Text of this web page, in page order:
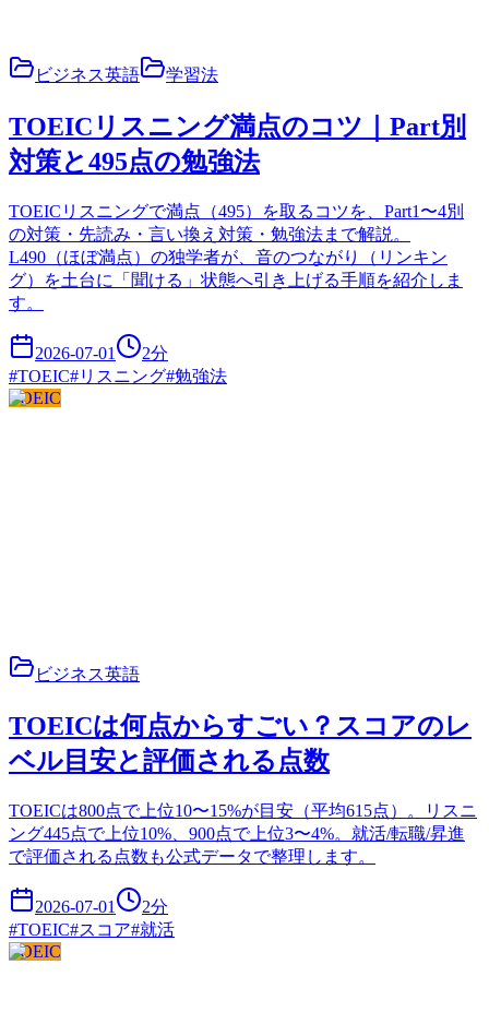
ビジネス英語 学習法
TOEICリスニング満点のコツ｜Part別
対策と495点の勉強法
TOEICリスニングで満点（495）を取るコツを、Part1〜4別
の対策・先読み・言い換え対策・勉強法まで解説。
L490（ほぼ満点）の独学者が、音のつながり（リンキン
グ）を土台に「聞ける」状態へ引き上げる手順を紹介しま
す。
2026-07-01 2分
#TOEIC#リスニング#勉強法
TOEIC
ビジネス英語
TOEICは何点からすごい？スコアのレ
ベル目安と評価される点数
TOEICは800点で上位10〜15%が目安（平均615点）。リスニ
ング445点で上位10%、900点で上位3〜4%。就活/転職/昇進
で評価される点数も公式データで整理します。
2026-07-01 2分
#TOEIC#スコア#就活
TOEIC